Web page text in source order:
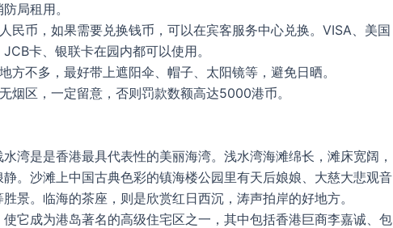
局租用。
民币，如果需要兑换钱币，可以在宾客服务中心兑换。VISA、美国
卡、银联卡在园内都可以使用。
方不多，最好带上遮阳伞、帽子、太阳镜等，避免日晒。
烟区，一定留意，否则罚款数额高达5000港币。
湾是是香港最具代表性的美丽海湾。浅水湾海滩绵长，滩床宽阔，
静。沙滩上中国古典色彩的镇海楼公园里有天后娘娘、大慈大悲观音
景。临海的茶座，则是欣赏红日西沉，涛声拍岸的好地方。
它成为港岛著名的高级住宅区之一，其中包括香港巨商李嘉诚、包